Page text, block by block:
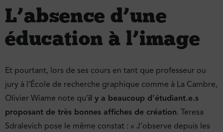
L’absence d’une
éducation à l’image
Et pourtant, lors de ses cours en tant que professeur ou
jury à l’École de recherche graphique comme à La Cambre,
Olivier Wiame note qu’il y a beaucoup d’étudiant.e.s
proposant de très bonnes affiches de création. Teresa
Sdralevich pose le même constat : « J’observe depuis les